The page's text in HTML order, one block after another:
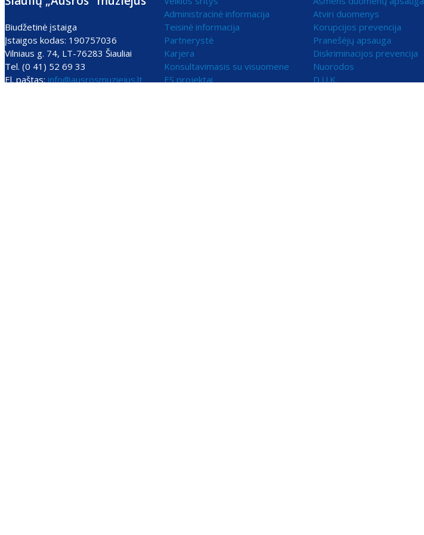
Biudžetinė įstaiga
Įstaigos kodas: 190757036
Vilniaus g. 74, LT-76283 Šiauliai
Tel. (0 41) 52 69 33
El. paštas:info@ausrosmuziejus.lt
Administracinė informacija
Teisinė informacija
Partnerystė
Karjera
Konsultavimasis su visuomene
ES projektai
Atviri duomenys
Korupcijos prevencija
Pranešėjų apsauga
Diskriminacijos prevencija
Nuorodos
D.U.K.